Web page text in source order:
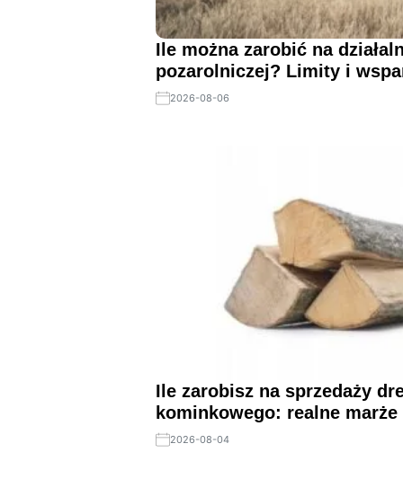
Ile można zarobić na
pozarolniczej? Limity i
2026-08-06
Ile zarobisz na sprzedaży
kominkowego: realne
2026-08-04